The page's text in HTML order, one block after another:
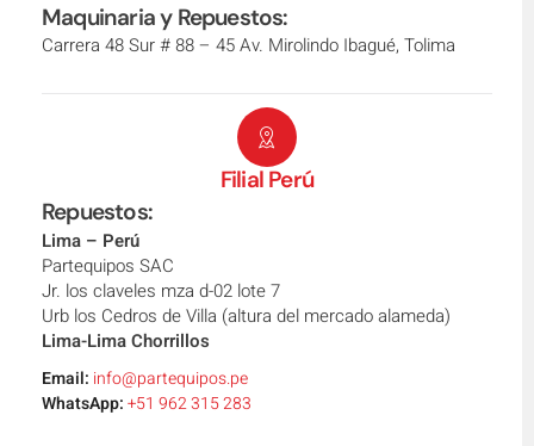
Maquinaria y Repuestos:
Carrera 48 Sur # 88 – 45 Av. Mirolindo Ibagué, Tolima
Filial Perú
Repuestos:
Lima – Perú
Partequipos SAC
Jr. los claveles mza d-02 lote 7
Urb los Cedros de Villa (altura del mercado alameda)
Lima-Lima Chorrillos
Email: info@partequipos.pe
WhatsApp:+51 962 315 283